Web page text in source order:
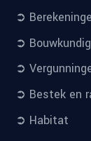
➲
➲
➲
➲ Bestek en
➲ Habitat